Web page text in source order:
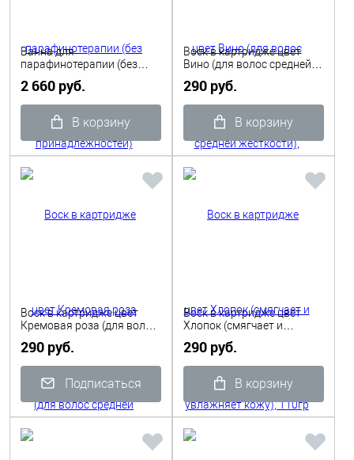
Ванна для
парафинотерапии (без
2 660 руб.
В корзину
Воск в картридже цвет
Вино (для волос средней
290 руб.
В корзину
Воск в картридже цвет
Кремовая роза (для волос
Depilflax
290 руб.
Подписаться
Воск в картридже цвет
Хлопок (смягчает и
Depilflax
290 руб.
В корзину